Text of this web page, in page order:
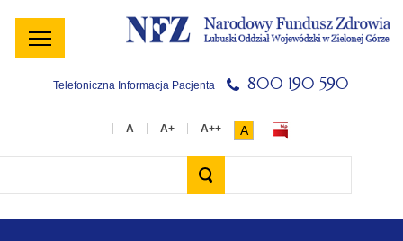
Menu
główne
Menu
lewe
Treść
główna
Szukaj
w
serwisie
Stopka
Telefoniczna Informacja Pacjenta 800 190 590
A